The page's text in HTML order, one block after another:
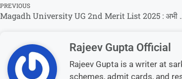
PREVIOUS
Magadh
Rajeev Gupta Official
Rajeev Gupta is a writer at
schemes, admit cards, and